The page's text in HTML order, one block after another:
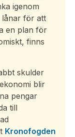
igenom
lånar för att
en plan för
finns
skulder
blir
pengar
till
Kronofogden